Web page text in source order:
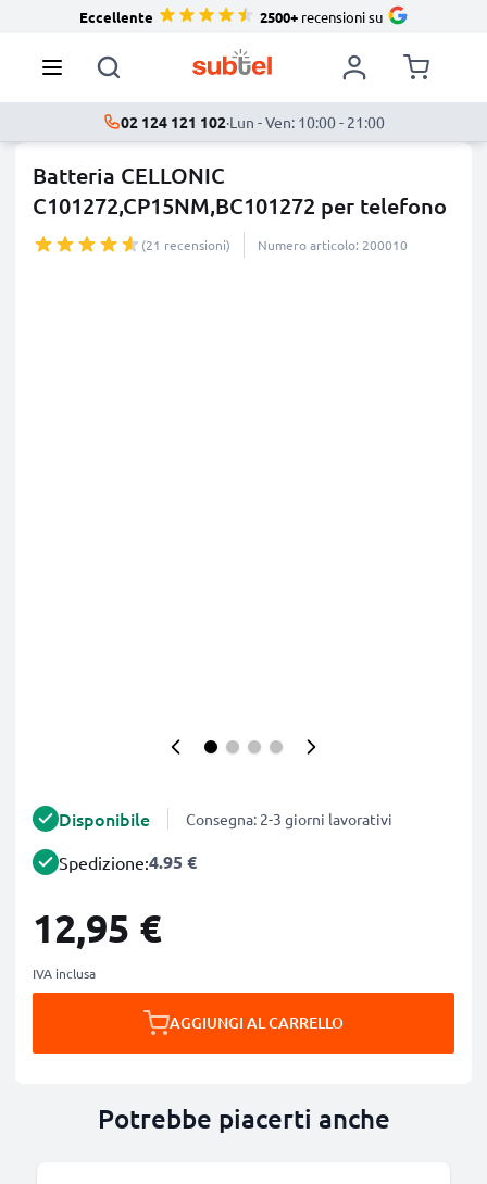
Eccellente 2500+recensioni su
02 124 121 102·Lun - Ven: 10:00 - 21:00
Batteria CELLONIC
C101272,CP15NM,BC101272 per telefono
Alcat...di più(21 recensioni) Numero articolo: 200010
Disponibile Consegna: 2-3 giorni lavorativi
Spedizione:4.95 €
12,95 €
IVA inclusa
AGGIUNGI AL CARRELLO
Potrebbe piacerti anche